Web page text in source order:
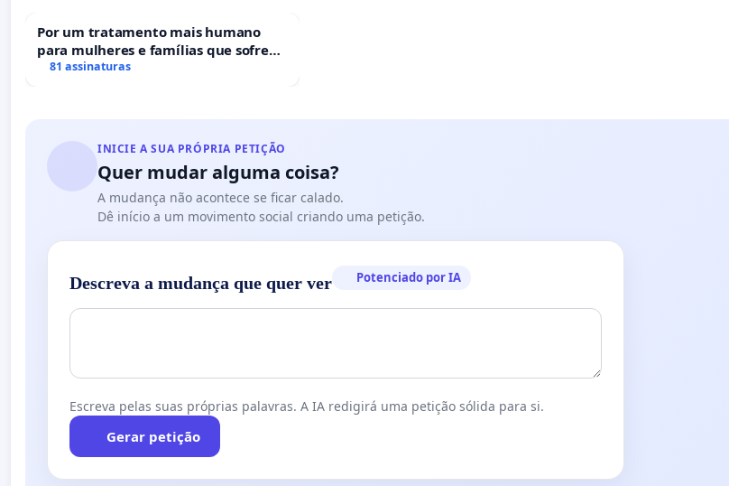
Por um tratamento mais humano
para mulheres e famílias que sofrem
uma perda gestacional nos hospitais
81 assinaturas
INICIE A SUA PRÓPRIA PETIÇÃO
Quer mudar alguma coisa?
A mudança não acontece se ficar calado.
Dê início a um movimento social criando uma petição.
Descreva a mudança que quer ver Potenciado por IA
Escreva pelas suas próprias palavras. A IA redigirá uma petição sólida para si.
Gerar petição